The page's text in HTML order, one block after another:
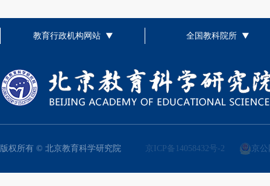
教育行政机构网站 全国教科院所
版权所有 © 北京教育科学研究院 京ICP备14058432号-2 京公